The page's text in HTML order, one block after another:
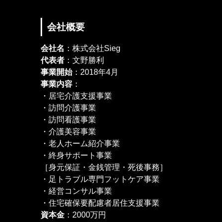
会社概要
会社名 ：株式会社Sieg
代表者 ：文野勝利
事業開始：2018年4月
事業内容 ：
・居宅介護支援事業
・訪問介護事業
・訪問看護事業
・介護美容事業
・老人ホーム紹介事業
・終身サポート事業
［身元保証・金銭管理・死後事務］
・足トラブル専門フットケア事業
・経営コンサル事業
・住宅確保要配慮者居住支援事業
資本金 ：2000万円